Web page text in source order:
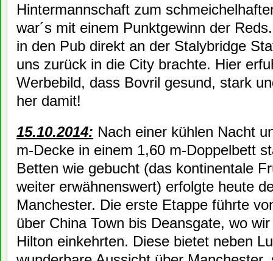
Hintermannschaft zum
war´s mit einem Punktgewinn der
in den Pub direkt an der Stalybridge
uns zurück in die City brachte. Hier
Werbebild, dass Bovril gesund, stark
her damit!
15.10.2014: Nach einer kühlen Nacht
m-Decke in einem 1,60 m-Doppelbett
Betten wie gebucht (das kontinentale
weiter erwähnenswert) erfolgte heute
Manchester. Die erste Etappe führte
über China Town bis Deansgate, wo
Hilton einkehrten. Diese bietet neben